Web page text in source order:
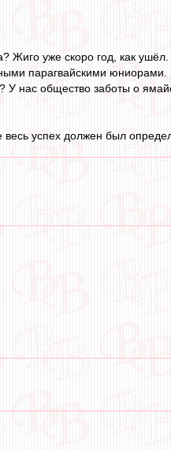
Жиго уже скоро год, как
парагвайскими юниорами.
нас общество заботы о
весь успех должен был